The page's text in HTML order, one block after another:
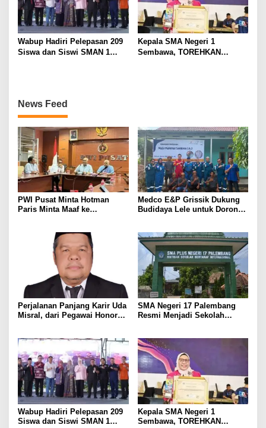
Wabup Hadiri Pelepasan 209
Siswa dan Siswi SMAN 1
Kepala SMA Negeri 1
Sembawa, TOREHKAN
News Feed
PWI Pusat Minta Hotman
Paris Minta Maaf ke
Medco E&P Grissik Dukung
Budidaya Lele untuk Dorong
Perjalanan Panjang Karir Uda
Misral, dari Pegawai Honorer
Eselon III
SMA Negeri 17 Palembang
Resmi Menjadi Sekolah
Wabup Hadiri Pelepasan 209
Siswa dan Siswi SMAN 1
Kepala SMA Negeri 1
Sembawa, TOREHKAN